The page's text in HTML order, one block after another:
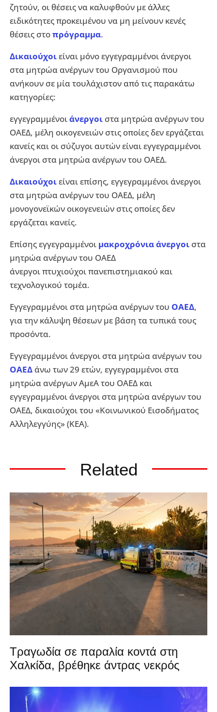
ζητούν, οι θέσεις να καλυφθούν με άλλες
ειδικότητες προκειμένου να μη μείνουν κενές
θέσεις στοπρόγραμμα.
Δικαιούχοιείναι μόνο εγγεγραμμένοι άνεργοι
στα μητρώα ανέργων του Οργανισμού που
ανήκουν σε μία τουλάχιστον από τις παρακάτω
κατηγορίες:
εγγεγραμμένοιάνεργοι στα μητρώα ανέργων του
ΟΑΕΔ, μέλη οικογενειών στις οποίες δεν εργάζεται
κανείς και οι σύζυγοι αυτών είναι εγγεγραμμένοι
άνεργοι στα μητρώα ανέργων του ΟΑΕΔ.
Δικαιούχοιείναι επίσης, εγγεγραμμένοι άνεργοι
στα μητρώα ανέργων του ΟΑΕΔ, μέλη
μονογονεϊκών οικογενειών στις οποίες δεν
εργάζεται κανείς.
Επίσης εγγεγραμμένοι μακροχρόνια άνεργοι στα
μητρώα ανέργων του ΟΑΕΔ
άνεργοι πτυχιούχοι πανεπιστημιακού και
τεχνολογικού τομέα.
Εγγεγραμμένοι στα μητρώα ανέργων του ΟΑΕΔ,
για την κάλυψη θέσεων με βάση τα τυπικά τους
προσόντα.
Εγγεγραμμένοι άνεργοι στα μητρώα ανέργων του
ΟΑΕΔ άνω των 29 ετών, εγγεγραμμένοι στα
μητρώα ανέργων ΑμεΑ του ΟΑΕΔ και
εγγεγραμμένοι άνεργοι στα μητρώα ανέργων του
ΟΑΕΔ, δικαιούχοι του «Κοινωνικού Εισοδήματος
Αλληλεγγύης» (ΚΕΑ).
Related
Τραγωδία σε παραλία κοντά στη
Χαλκίδα, βρέθηκε άντρας νεκρός